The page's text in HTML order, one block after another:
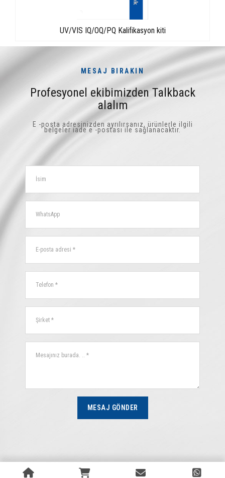
UV/VIS IQ/OQ/PQ Kalifikasyon kiti
MESAJ BIRAKIN
Profesyonel ekibimizden Talkback
alalım
E -posta adresinizden ayrılırsanız, ürünlerle ilgili
belgeler iade e -postası ile sağlanacaktır.
MESAJ GÖNDER